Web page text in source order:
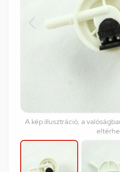
A kép illusztráció, a